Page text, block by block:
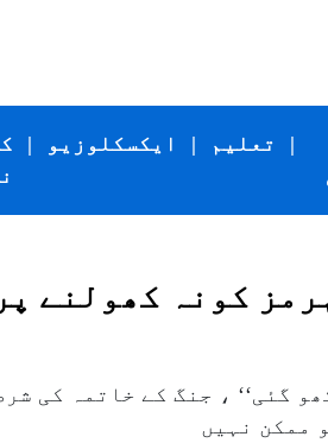
| ایکسکلوزیو | تعلیم |
کونہ کھولنے
گئی‘‘ ، جنگ کے خاتمہ کی
ممکن نہیں